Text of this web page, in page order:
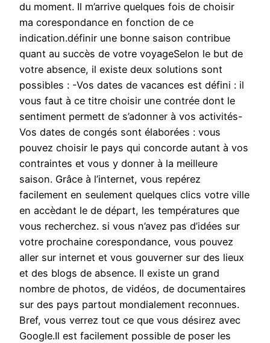
du moment. Il m’arrive quelques fois de choisir
ma corespondance en fonction de ce
indication.définir une bonne saison contribue
quant au succès de votre voyageSelon le but de
votre absence, il existe deux solutions sont
possibles : -Vos dates de vacances est défini : il
vous faut à ce titre choisir une contrée dont le
sentiment permett de s’adonner à vos activités-
Vos dates de congés sont élaborées : vous
pouvez choisir le pays qui concorde autant à vos
contraintes et vous y donner à la meilleure
saison. Grâce à l’internet, vous repérez
facilement en seulement quelques clics votre ville
en accèdant le de départ, les températures que
vous recherchez. si vous n’avez pas d’idées sur
votre prochaine corespondance, vous pouvez
aller sur internet et vous gouverner sur des lieux
et des blogs de absence. Il existe un grand
nombre de photos, de vidéos, de documentaires
sur des pays partout mondialement reconnues.
Bref, vous verrez tout ce que vous désirez avec
Google.Il est facilement possible de poser les